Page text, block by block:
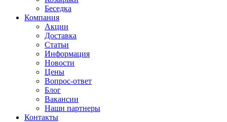
Беседка
Компания
Акции
Доставка
Статьи
Информация
Новости
Цены
Вопрос-ответ
Блог
Вакансии
Наши партнеры
Контакты